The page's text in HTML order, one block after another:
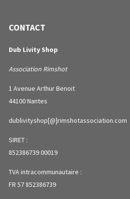
CONTACT
Dub Livity Shop
Association Rimshot
1 Avenue Arthur Benoit
44100 Nantes
dublivityshop[@]rimshotassociation.com
SIRET :
852386739 00019
TVA intracommunautaire :
FR 57 852386739